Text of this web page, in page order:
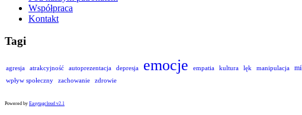
Współpraca
Kontakt
Tagi
agresja atrakcyjność autoprezentacja depresja emocje empatia kultura lęk manipulacja
wpływ społeczny
zachowanie zdrowie
Powered by Easytagcloud v2.1